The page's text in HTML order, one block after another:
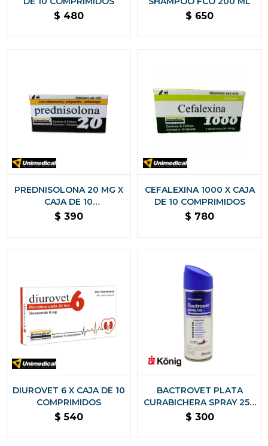
$ 480 $ 650
PREDNISOLONA 20 MG X
CAJA DE 10
COMPRIMIDOS
$ 390
CEFALEXINA 1000 X CAJA
DE 10 COMPRIMIDOS
$ 780
DIUROVET 6 X CAJA DE 10
COMPRIMIDOS
$ 540
BACTROVET PLATA
CURABICHERA SPRAY 250
CC
$ 300